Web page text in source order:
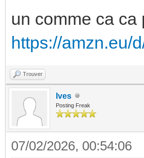
un comme ca ca
https://amzn.eu/
Trouver
Ives
Posting Freak
07/02/2026, 00:54:06